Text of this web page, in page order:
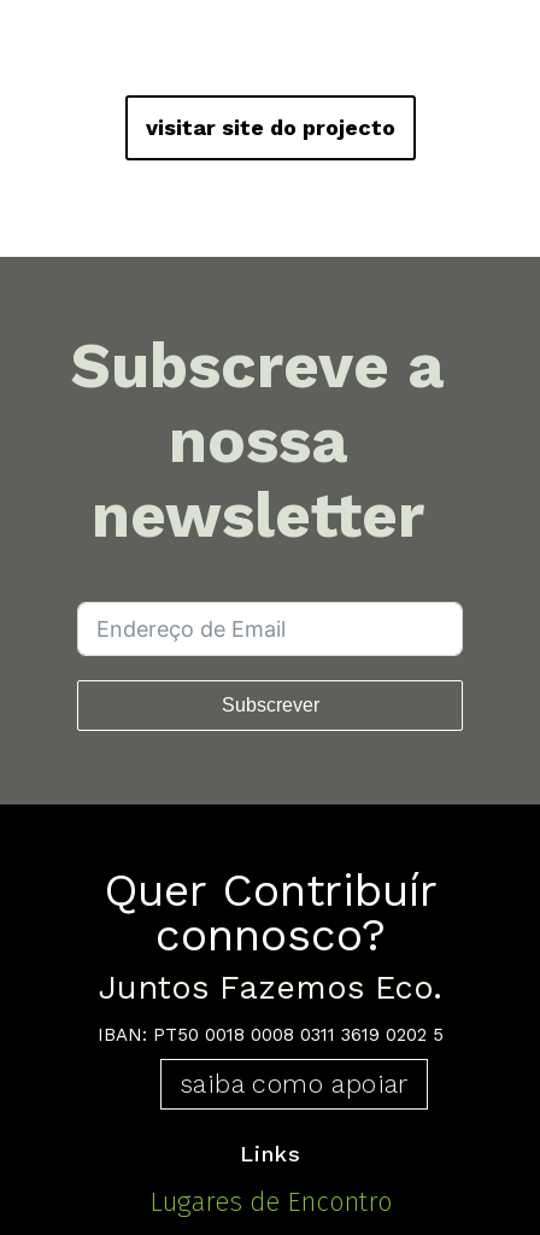
visitar site do projecto
Subscreve a
nossa
newsletter
Subscrever
Quer Contribuír
connosco?
Juntos Fazemos Eco.
IBAN: PT50 0018 0008 0311 3619 0202 5
saiba como apoiar
Links
Lugares de Encontro